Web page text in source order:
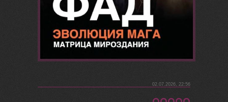
02.07.2026, 22:56